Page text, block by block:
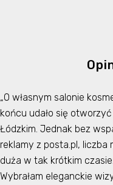
„O własnym salonie
końcu udało się
Łódzkim. Jednak bez
reklamy z posta.pl, liczba
duża w tak krótkim
Wybrałam eleganckie